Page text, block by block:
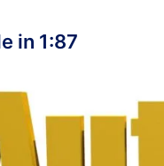
in 1:87